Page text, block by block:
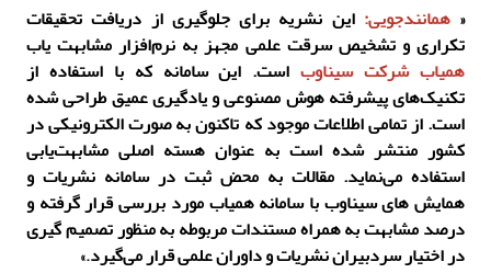
« همانندجویی: این نشریه برای جلوگیری از دریافت تحقیقات
تکراری و تشخیص سرقت علمی مجهز به نرم‌افزار مشابهت یاب
همیاب شرکت سیناوباست. این سامانه که با استفاده از
تکنیک‌های پیشرفته هوش مصنوعی و یادگیری عمیق طراحی شده
است. از تمامی اطلاعات موجود که تاکنون به صورت الکترونیکی در
کشور منتشر شده است به عنوان هسته اصلی مشابهت‌یابی
استفاده می‌نماید. مقالات به محض ثبت در سامانه نشریات و
همایش های سیناوب با سامانه همیاب مورد بررسی قرار گرفته و
درصد مشابهت به همراه مستندات مربوطه به منظور تصمیم گیری
در اختیار سردبیران نشریات و داوران علمی قرار می‌گیرد.»